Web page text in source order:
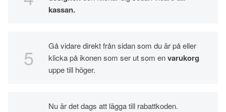
kassan.
Gå vidare direkt från sidan som du är på eller
klicka på ikonen som ser ut som envarukorg
uppe till höger.
Nu är det dags att lägga till rabattkoden.